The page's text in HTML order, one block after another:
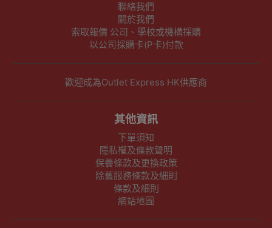
聯絡我們
關於我們
索取報價 公司、學校或機構採購
以公司採購卡(P卡)付款
歡迎成為Outlet Express HK供應商
其他資訊
下單須知
隱私權及條款聲明
保養條款及更換政策
除舊服務條款及細則
條款及細則
網站地圖